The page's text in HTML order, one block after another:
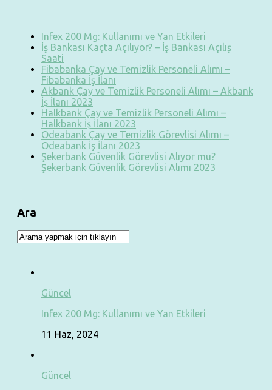
Infex 200 Mg: Kullanımı ve Yan Etkileri
İş Bankası Kaçta Açılıyor? – İş Bankası Açılış
Saati
Fibabanka Çay ve Temizlik Personeli Alımı –
Fibabanka İş İlanı
Akbank Çay ve Temizlik Personeli Alımı – Akbank
İş İlanı 2023
Halkbank Çay ve Temizlik Personeli Alımı –
Halkbank İş İlanı 2023
Odeabank Çay ve Temizlik Görevlisi Alımı –
Odeabank İş İlanı 2023
Şekerbank Güvenlik Görevlisi Alıyor mu?
Şekerbank Güvenlik Görevlisi Alımı 2023
Ara
Güncel
Infex 200 Mg: Kullanımı ve Yan Etkileri
11 Haz, 2024
Güncel